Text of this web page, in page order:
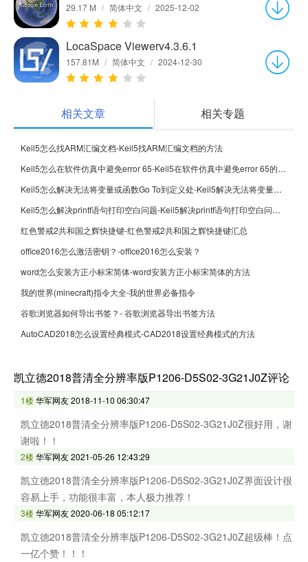
29.17 M / 简体中文 / 2025-12-02
LocaSpace Viewerv4.3.6.1
157.81M / 简体中文 / 2024-12-30
相关文章 相关专题
Keil5怎么找ARM汇编文档-Keil5找ARM汇编文档的方法
Keil5怎么在软件仿真中避免error 65-Keil5在软件仿真中避免error 65的方法
Keil5怎么解决无法将变量或函数Go To到定义处-Keil5解决无法将变量或函数Go To到定义处的方法
Keil5怎么解决printf语句打印空白问题-Keil5解决printf语句打印空白问题的方法
红色警戒2共和国之辉快捷键-红色警戒2共和国之辉快捷键汇总
office2016怎么激活密钥？-office2016怎么安装？
word怎么安装方正小标宋简体-word安装方正小标宋简体的方法
我的世界(minecraft)指令大全-我的世界必备指令
谷歌浏览器如何导出书签？- 谷歌浏览器导出书签方法
AutoCAD2018怎么设置经典模式-CAD2018设置经典模式的方法
凯立德2018普清全分辨率版P1206-D5S02-3G21J0Z评论
1楼华军网友2018-11-10 06:30:47
凯立德2018普清全分辨率版P1206-D5S02-3G21J0Z很好用，谢
谢啦！！
2楼华军网友2021-05-26 12:43:29
凯立德2018普清全分辨率版P1206-D5S02-3G21J0Z界面设计很
容易上手，功能很丰富，本人极力推荐！
3楼华军网友2020-06-18 05:12:17
凯立德2018普清全分辨率版P1206-D5S02-3G21J0Z超级棒！点
一亿个赞！！！